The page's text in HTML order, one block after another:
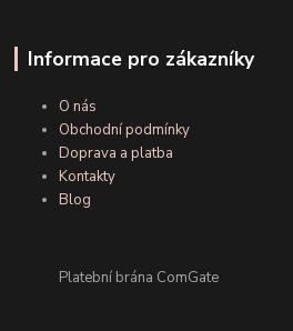
Informace pro zákazníky
O nás
Obchodní podmínky
Doprava a platba
Kontakty
Blog
Platební brána ComGate